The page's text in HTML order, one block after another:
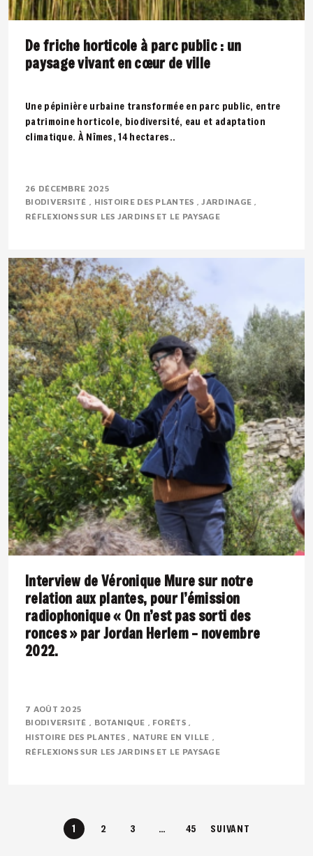
De friche horticole à parc public : un
paysage vivant en cœur de ville
Une pépinière urbaine transformée en parc public, entre
patrimoine horticole, biodiversité, eau et adaptation
climatique. À Nîmes, 14 hectares..
26 DÉCEMBRE 2025
BIODIVERSITÉ
HISTOIRE DES PLANTES
JARDINAGE
RÉFLEXIONS SUR LES JARDINS ET LE PAYSAGE
Interview de Véronique Mure sur notre
relation aux plantes, pour l’émission
radiophonique « On n’est pas sorti des
ronces » par Jordan Herlem – novembre
2022.
ingénieure en agronomie tropicale. Passionnée par la
flore méditerranéenne, elle défend depuis..
7 AOÛT 2025
BIODIVERSITÉ
BOTANIQUE
FORÊTS
HISTOIRE DES PLANTES
NATURE EN VILLE
RÉFLEXIONS SUR LES JARDINS ET LE PAYSAGE
1 2 3 … 45 SUIVANT